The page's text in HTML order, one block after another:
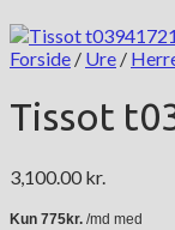
Forside / Ure /
Tissot
3,100.00 kr.